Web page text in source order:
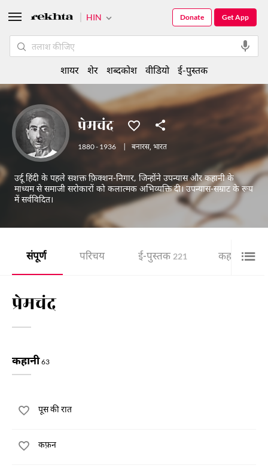
प्रेमचंद
1880 - 1936 बनारस, भारत
उर्दू हिंदी के पहले सशक्त फ़िक्शन-निगार, जिन्होंने उपन्यास और कहानी के
माध्यम से समाजी सरोकारों को कलात्मक अभिव्यक्ति दी। उपन्यास-सम्राट के रूप
में सर्वविदित।
संपूर्ण परिचय ई-पुस्तक 221 कहानी 63
प्रेमचंद
कहानी63
पूस की रात
कफ़न
HIN Get App
Donate
शायर शेर शब्दकोश वीडियो ई-पुस्तक